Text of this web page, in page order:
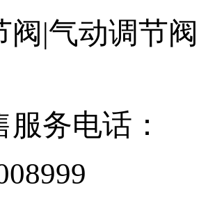
阀|气动调节
务电话：